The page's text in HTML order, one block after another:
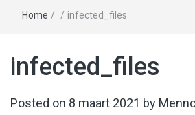
Home / / infected_files
infected_files
Posted on 8 maart 2021 by